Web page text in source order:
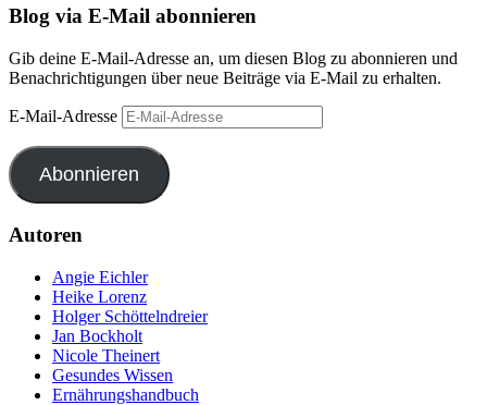
Blog via E-Mail abonnieren
Gib deine E-Mail-Adresse an, um diesen Blog zu abonnieren und
Benachrichtigungen über neue Beiträge via E-Mail zu erhalten.
E-Mail-Adresse
Abonnieren
Autoren
Angie Eichler
Heike Lorenz
Holger Schöttelndreier
Jan Bockholt
Nicole Theinert
Gesundes Wissen
Ernährungshandbuch